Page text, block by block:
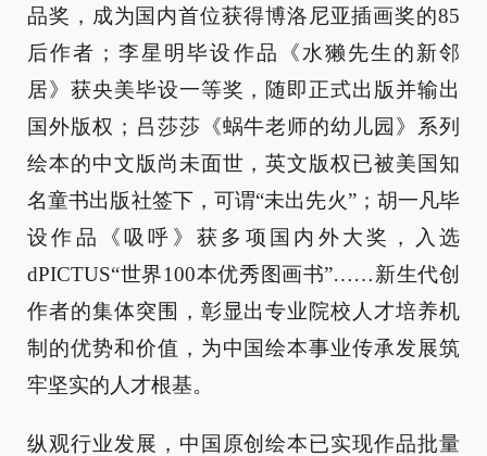
品奖，成为国内首位获得博洛尼亚插画奖的85
后作者；李星明毕设作品《水獭先生的新邻
居》获央美毕设一等奖，随即正式出版并输出
国外版权；吕莎莎《蜗牛老师的幼儿园》系列
绘本的中文版尚未面世，英文版权已被美国知
名童书出版社签下，可谓“未出先火”；胡一凡毕
设作品《吸呼》获多项国内外大奖，入选
dPICTUS“世界100本优秀图画书”……新生代创
作者的集体突围，彰显出专业院校人才培养机
制的优势和价值，为中国绘本事业传承发展筑
牢坚实的人才根基。
纵观行业发展，中国原创绘本已实现作品批量